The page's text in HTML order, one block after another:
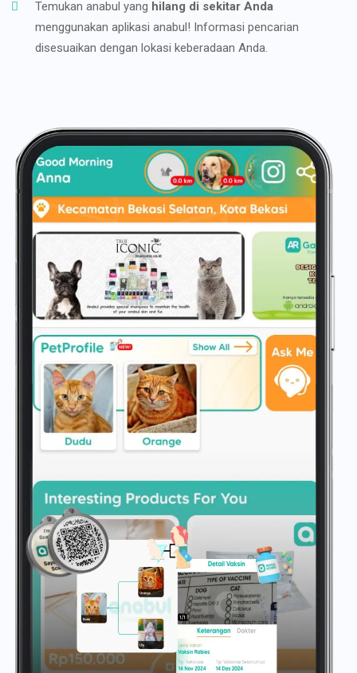
Temukan anabul yang hilang di sekitar Anda
menggunakan aplikasi anabul! Informasi pencarian
disesuaikan dengan lokasi keberadaan Anda.